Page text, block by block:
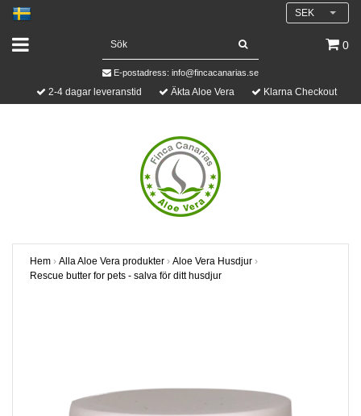
SEK
0
E-postadress: info@fincacanarias.se
2-4 dagar leveranstid Äkta Aloe Vera Klarna Checkout
Hem › Alla Aloe Vera produkter › Aloe Vera Husdjur ›
Rescue butter for pets - salva för ditt husdjur